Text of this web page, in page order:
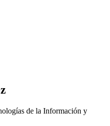
de la Información y